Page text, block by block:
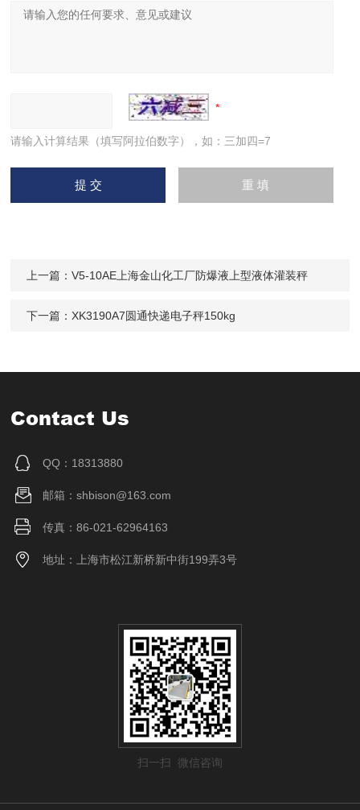
请输入计算结果（填写阿拉伯数字），如：三加四=7
上一篇：V5-10AE上海金山化工厂防爆液上型液体灌装秤
下一篇： XK3190A7圆通快递电子秤150kg
Contact Us
QQ：18313880
邮箱：shbison@163.com
传真：86-021-62964163
地址：上海市松江新桥新中街199弄3号
扫一扫 微信咨询